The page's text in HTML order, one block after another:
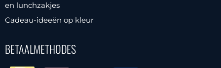
en lunchzakjes
Cadeau-ideeën op kleur
BETAALMETHODES